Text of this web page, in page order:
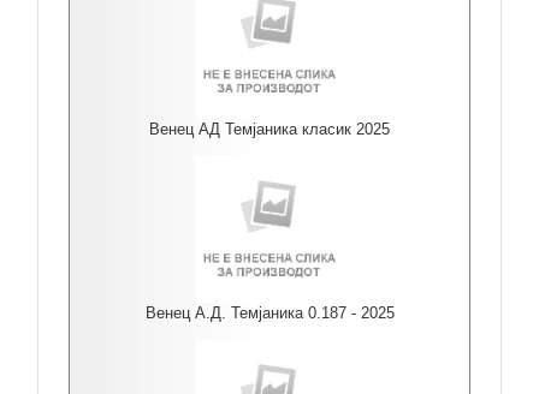
Венец АД Темјаника класик 2025
Венец А.Д. Темјаника 0.187 - 2025